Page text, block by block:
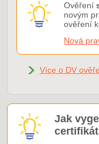
Ověření
novým
ověření
Nová
Více o DV
Jak